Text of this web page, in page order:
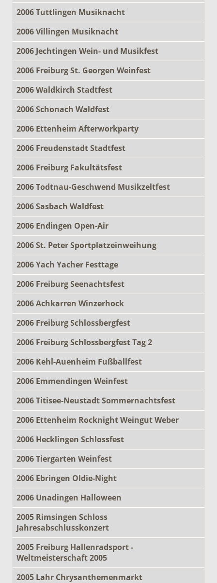
2006 Tuttlingen Musiknacht
2006 Villingen Musiknacht
2006 Jechtingen Wein- und Musikfest
2006 Freiburg St. Georgen Weinfest
2006 Waldkirch Stadtfest
2006 Schonach Waldfest
2006 Ettenheim Afterworkparty
2006 Freudenstadt Stadtfest
2006 Freiburg Fakultätsfest
2006 Todtnau-Geschwend Musikzeltfest
2006 Sasbach Waldfest
2006 Endingen Open-Air
2006 St. Peter Sportplatzeinweihung
2006 Yach Yacher Festtage
2006 Freiburg Seenachtsfest
2006 Achkarren Winzerhock
2006 Freiburg Schlossbergfest
2006 Freiburg Schlossbergfest Tag 2
2006 Kehl-Auenheim Fußballfest
2006 Emmendingen Weinfest
2006 Titisee-Neustadt Sommernachtsfest
2006 Ettenheim Rocknight Weingut Weber
2006 Hecklingen Schlossfest
2006 Tiergarten Weinfest
2006 Ebringen Oldie-Night
2006 Unadingen Halloween
2005 Rimsingen Schloss
Jahresabschlusskonzert
2005 Freiburg Hallenradsport -
Weltmeisterschaft 2005
2005 Lahr Chrysanthemenmarkt